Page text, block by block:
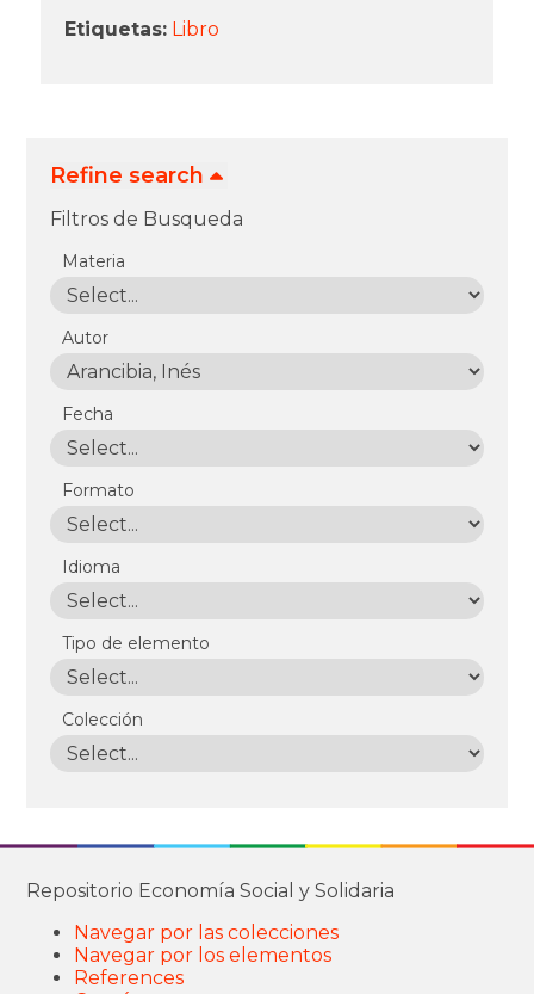
Etiquetas: Libro
Refine search
Filtros de Busqueda
Materia
Autor
Fecha
Formato
Idioma
Tipo de elemento
Colección
Repositorio Economía Social y Solidaria
Navegar por las colecciones
Navegar por los elementos
References